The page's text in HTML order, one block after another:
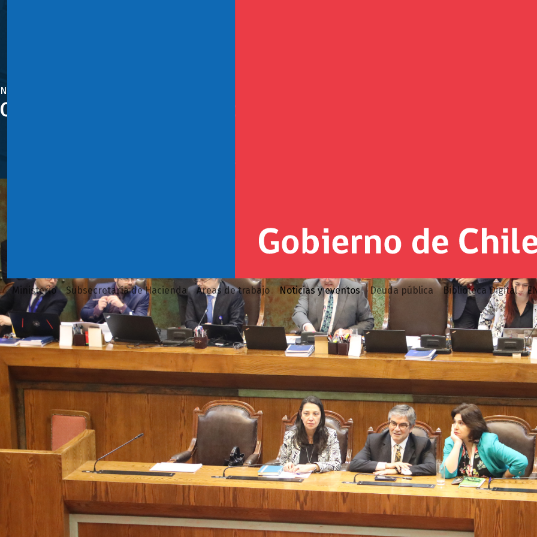
Ministerio Subsecretaría de Hacienda Áreas de trabajo Noticias y eventos Deuda pública Biblioteca Digital
Noviembre 9, 2022
Congreso despacha a Ley convenio que incorpora a Chile